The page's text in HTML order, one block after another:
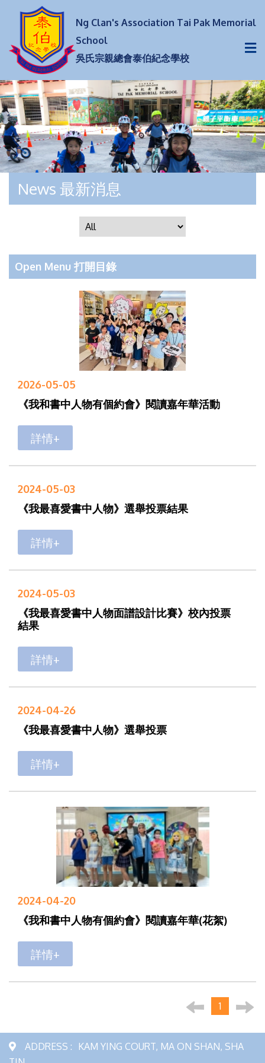
Ng Clan's Association Tai Pak Memorial
School
吳氏宗親總會泰伯紀念學校
News 最新消息
Open Menu 打開目錄
2026-05-05
《我和書中人物有個約會》閱讀嘉年華活動
詳情+
2024-05-03
《我最喜愛書中人物》選舉投票結果
詳情+
2024-05-03
《我最喜愛書中人物面譜設計比賽》校內投票
結果
詳情+
2024-04-26
《我最喜愛書中人物》選舉投票
詳情+
2024-04-20
《我和書中人物有個約會》閱讀嘉年華(花絮)
詳情+
1
ADDRESS : KAM YING COURT, MA ON SHAN, SHA